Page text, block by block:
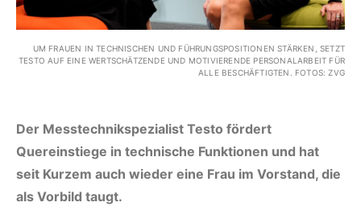
UM FRAUEN IN TECHNISCHEN UND FÜHRUNGSPOSITIONEN STÄRKEN, SETZT
TESTO AUF EINE WERTSCHÄTZENDE UND MOTIVIERENDE PERSONALARBEIT FÜR
ALLE BESCHÄFTIGTEN. FOTOS: ZVG
Der Messtechnikspezialist Testo fördert
Quereinstiege in technische Funktionen und hat
seit Kurzem auch wieder eine Frau im Vorstand, die
als Vorbild taugt.